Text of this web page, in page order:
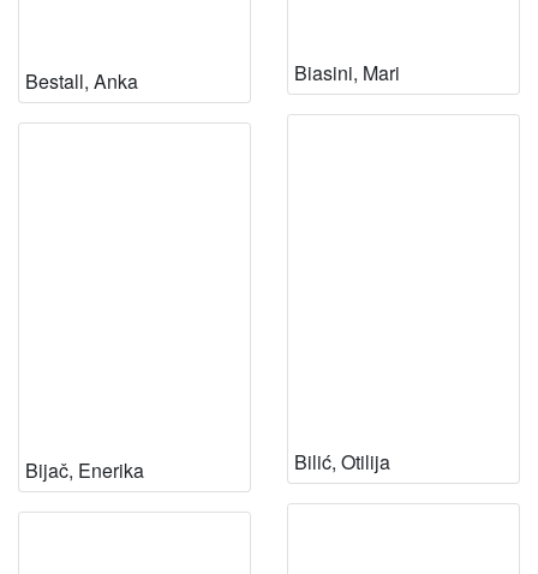
Bestall, Anka Biasini, Mari
Bijač, Enerika Bilić, Otilija